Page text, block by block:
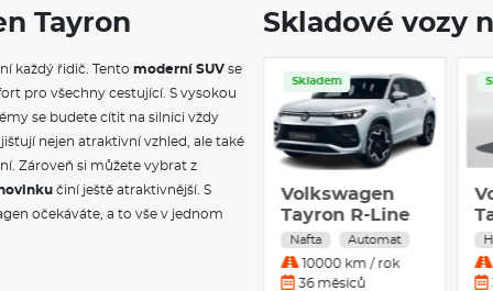
Ve výrobě: 0
VÝBAVA NAD
Tažné zařízení včetně Trailer
couvání s přívěsem Trailer
75 kg
18" kola z lehké slitiny Napoli:
bezpečnostními šrouby kol
Paket Dark: boční linka od A
černá stropnice, černé
Tayron
každý řidič. Tento moderní SUV se
pro všechny cestující. S vysokou
se budete cítit na silnici vždy
nejen atraktivní vzhled, ale také
Zároveň si můžete vybrat z
činí ještě atraktivnější. S
očekáváte, a to vše v jednom
Skladové vozy
Volkswagen
Tayron People
Skladem
Volkswagen
Tayron R-Line
2,0 TDI
Nafta Automat
10000 km / rok
36 měsíců